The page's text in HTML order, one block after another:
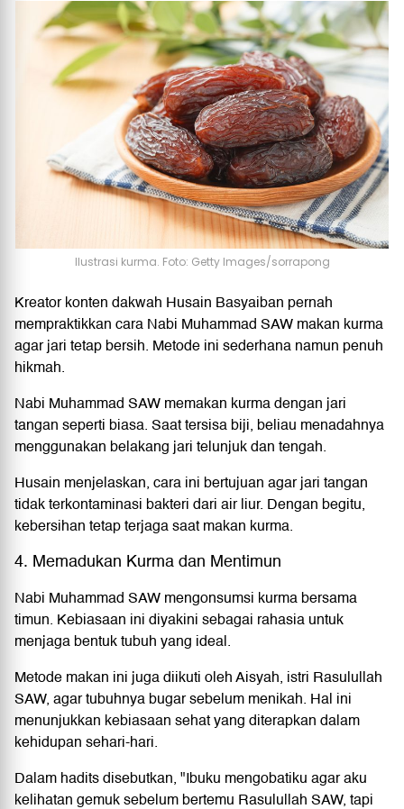
Ilustrasi kurma. Foto: Getty Images/sorrapong
Kreator konten dakwah Husain Basyaiban pernah
mempraktikkan cara Nabi Muhammad SAW makan kurma
agar jari tetap bersih. Metode ini sederhana namun penuh
hikmah.
Nabi Muhammad SAW memakan kurma dengan jari
tangan seperti biasa. Saat tersisa biji, beliau menadahnya
menggunakan belakang jari telunjuk dan tengah.
Husain menjelaskan, cara ini bertujuan agar jari tangan
tidak terkontaminasi bakteri dari air liur. Dengan begitu,
kebersihan tetap terjaga saat makan kurma.
4. Memadukan Kurma dan Mentimun
Nabi Muhammad SAW mengonsumsi kurma bersama
timun. Kebiasaan ini diyakini sebagai rahasia untuk
menjaga bentuk tubuh yang ideal.
Metode makan ini juga diikuti oleh Aisyah, istri Rasulullah
SAW, agar tubuhnya bugar sebelum menikah. Hal ini
menunjukkan kebiasaan sehat yang diterapkan dalam
kehidupan sehari-hari.
Dalam hadits disebutkan, "Ibuku mengobatiku agar aku
kelihatan gemuk sebelum bertemu Rasulullah SAW, tapi